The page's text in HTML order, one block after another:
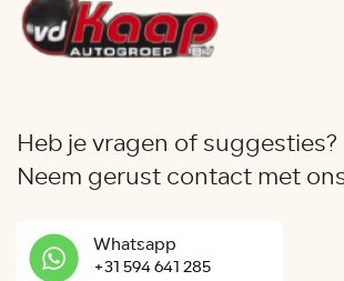
Heb je vragen of suggesties?
Neem gerust contact met
Whatsapp
+31 594 641 285